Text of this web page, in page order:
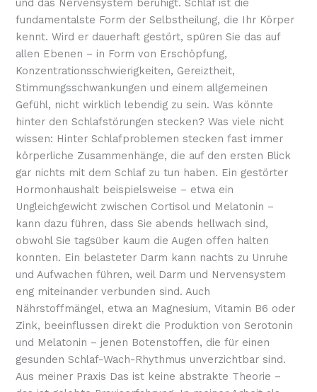
und das Nervensystem beruhigt. Schlaf ist die
fundamentalste Form der Selbstheilung, die Ihr Körper
kennt. Wird er dauerhaft gestört, spüren Sie das auf
allen Ebenen – in Form von Erschöpfung,
Konzentrationsschwierigkeiten, Gereiztheit,
Stimmungsschwankungen und einem allgemeinen
Gefühl, nicht wirklich lebendig zu sein. Was könnte
hinter den Schlafstörungen stecken? Was viele nicht
wissen: Hinter Schlafproblemen stecken fast immer
körperliche Zusammenhänge, die auf den ersten Blick
gar nichts mit dem Schlaf zu tun haben. Ein gestörter
Hormonhaushalt beispielsweise – etwa ein
Ungleichgewicht zwischen Cortisol und Melatonin –
kann dazu führen, dass Sie abends hellwach sind,
obwohl Sie tagsüber kaum die Augen offen halten
konnten. Ein belasteter Darm kann nachts zu Unruhe
und Aufwachen führen, weil Darm und Nervensystem
eng miteinander verbunden sind. Auch
Nährstoffmängel, etwa an Magnesium, Vitamin B6 oder
Zink, beeinflussen direkt die Produktion von Serotonin
und Melatonin – jenen Botenstoffen, die für einen
gesunden Schlaf-Wach-Rhythmus unverzichtbar sind.
Aus meiner Praxis Das ist keine abstrakte Theorie –